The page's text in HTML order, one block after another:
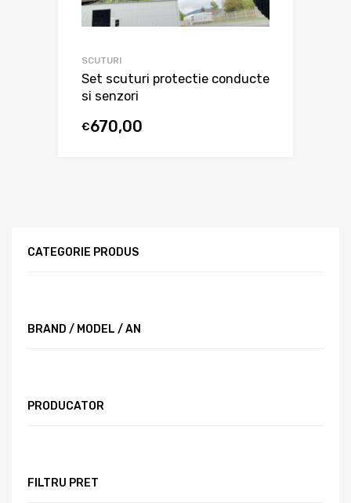
SCUTURI
Set scuturi protectie conducte
si senzori
€670,00
CATEGORIE PRODUS
BRAND / MODEL / AN
PRODUCATOR
FILTRU PRET